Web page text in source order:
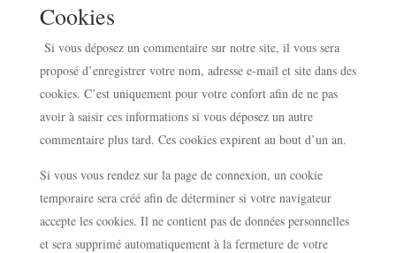
Cookies
Si vous déposez un commentaire sur notre site, il vous sera
proposé d’enregistrer votre nom, adresse e-mail et site dans des
cookies. C’est uniquement pour votre confort afin de ne pas
avoir à saisir ces informations si vous déposez un autre
commentaire plus tard. Ces cookies expirent au bout d’un an.
Si vous vous rendez sur la page de connexion, un cookie
temporaire sera créé afin de déterminer si votre navigateur
accepte les cookies. Il ne contient pas de données personnelles
et sera supprimé automatiquement à la fermeture de votre